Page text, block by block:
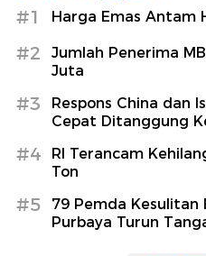
#1 Harga Emas Antam
#2
Jumlah Penerima
Juta
#3
Respons China dan
Cepat Ditanggung
#4
RI Terancam
Ton
#5
79 Pemda Kesulitan
Purbaya Turun